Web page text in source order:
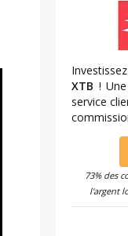
XTB !
service
73% des
l'argent